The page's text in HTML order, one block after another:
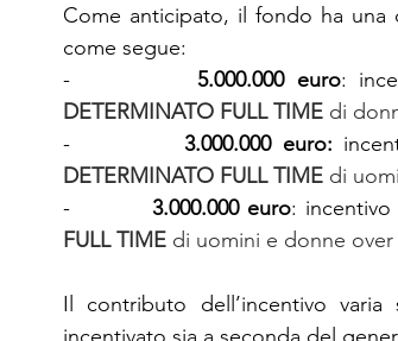
Come anticipato, il fondo ha
come segue:
-
5.000.000 euro:
DETERMINATO FULL TIME di
-
3.000.000 euro:
DETERMINATO FULL TIME di
-
3.000.000 euro:
FULL TIME di uomini e donne over
Il contributo dell’incentivo